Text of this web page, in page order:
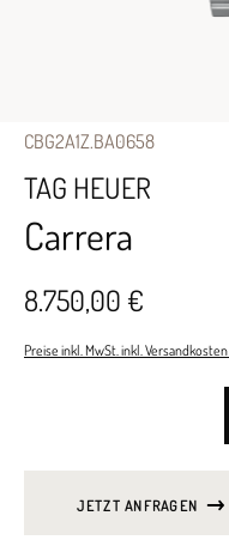
CBG2A1Z.BA0658
TAG HEUER
Carrera
8.750,00 €
Preise inkl. MwSt. inkl. Versandkosten
JETZT ANFRAGEN